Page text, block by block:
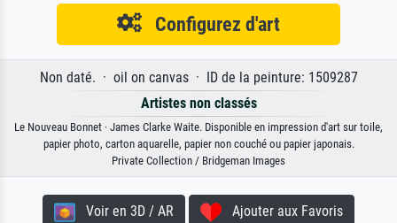
Configurez d'art
Non daté. · oil on canvas · ID de la peinture: 1509287
Artistes non classés
Le Nouveau Bonnet · James Clarke Waite. Disponible en impression d'art sur toile,
papier photo, carton aquarelle, papier non couché ou papier japonais.
Private Collection / Bridgeman Images
Voir en 3D / AR Ajouter aux Favoris